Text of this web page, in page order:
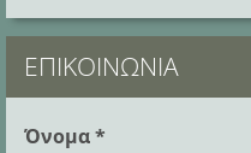
ΕΠΙΚΟΙΝΩΝΊΑ
Όνομα *